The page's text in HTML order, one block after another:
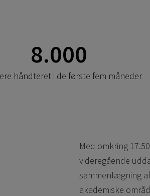
8.000
håndteret i de første fem måneder
Med omkring
videregående
sammenlægning
akademiske